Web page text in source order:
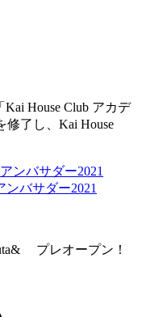
House Club アカデ
修了し、Kai House
バサダー2021
プレオープン！